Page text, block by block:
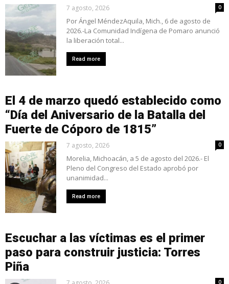
7 agosto, 2026 0
Por Ángel MéndezAquila, Mich., 6 de agosto de
2026.-La Comunidad Indígena de Pomaro anunció
la liberación total...
Read more
El 4 de marzo quedó establecido como
“Día del Aniversario de la Batalla del
Fuerte de Cóporo de 1815”
7 agosto, 2026 0
Morelia, Michoacán, a 5 de agosto del 2026.- El
Pleno del Congreso del Estado aprobó por
unanimidad...
Read more
Escuchar a las víctimas es el primer
paso para construir justicia: Torres
Piña
0